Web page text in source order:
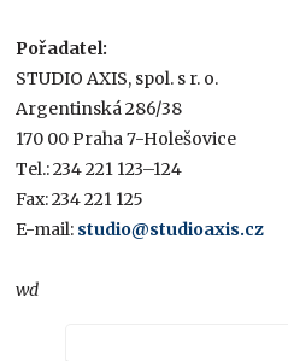
Pořadatel:
STUDIO AXIS, spol. s r. o.
Argentinská 286/38
170 00 Praha 7-Holešovice
Tel.: 234 221 123–124
Fax: 234 221 125
E-mail: studio@studioaxis.cz
wd